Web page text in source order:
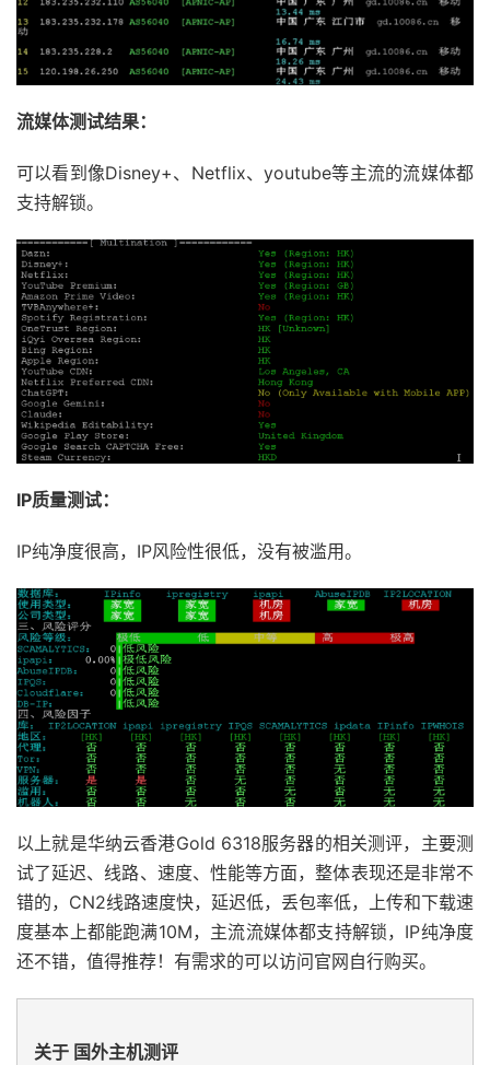
流媒体测试结果：
可以看到像Disney+、Netflix、youtube等主流的流媒体都
支持解锁。
IP质量测试：
IP纯净度很高，IP风险性很低，没有被滥用。
以上就是华纳云香港Gold 6318服务器的相关测评，主要测
试了延迟、线路、速度、性能等方面，整体表现还是非常不
错的，CN2线路速度快，延迟低，丢包率低，上传和下载速
度基本上都能跑满10M，主流流媒体都支持解锁，IP纯净度
还不错，值得推荐！有需求的可以访问官网自行购买。
关于 国外主机测评